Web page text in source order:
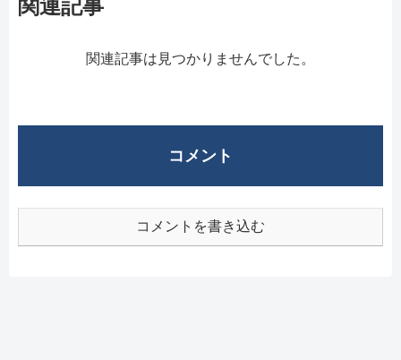
関連記事
関連記事は見つかりませんでした。
コメント
コメントを書き込む